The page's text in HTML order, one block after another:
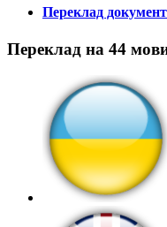
Переклад
Переклад на 44 мови